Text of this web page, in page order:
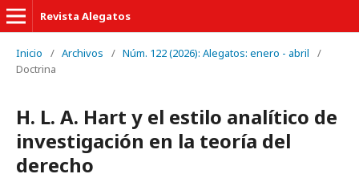
Revista Alegatos
Inicio / Archivos / Núm. 122 (2026): Alegatos: enero - abril
/
Doctrina
H. L. A. Hart y el estilo analítico de
investigación en la teoría del
derecho